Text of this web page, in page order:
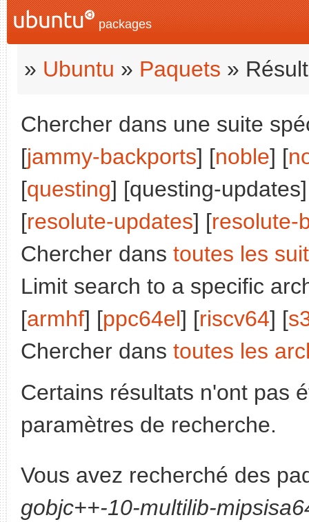
packages
» Ubuntu » Paquets »
Chercher dans une suite
[jammy-backports] [noble] [
[questing] [questing-
[resolute-updates] [resolute-
Chercher dans toutes les
Limit search to a specific
[armhf] [ppc64el] [riscv64] [
Chercher dans toutes les
Certains résultats n'ont pas
paramètres de recherche.
Vous avez recherché des
gobjc++-10-multilib-